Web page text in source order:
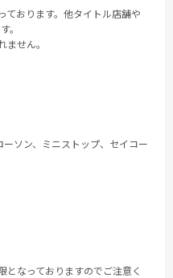
ております。他タイトル店舗や
。
せん。
ソン、ミニストップ、セイコー
となっておりますのでご注意く